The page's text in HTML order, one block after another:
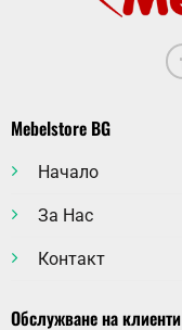
Mebelstore BG
Начало
За Нас
Контакт
Обслужване на клиенти